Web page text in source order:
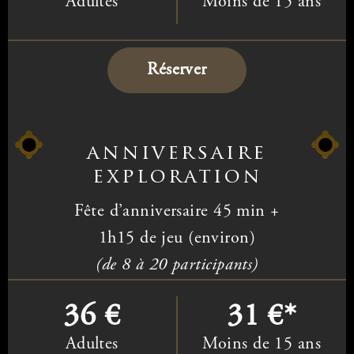
Réserver
anniversaire
exploration
Fête d’anniversaire 45 min +
1h15 de jeu (environ)
(de 8 à 20 participants)
36 €
Adultes
31 €*
Moins de 15 ans